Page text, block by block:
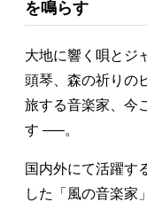
を鳴らす
大地に響く唄とジ
頭琴、森の祈りの
旅する音楽家、今
す —–。
国内外にて活躍す
した「風の音楽家